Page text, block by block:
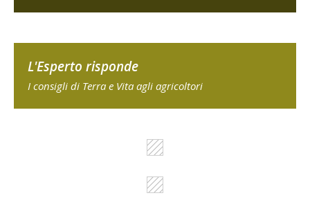
L'Esperto risponde
I consigli di Terra e Vita agli agricoltori